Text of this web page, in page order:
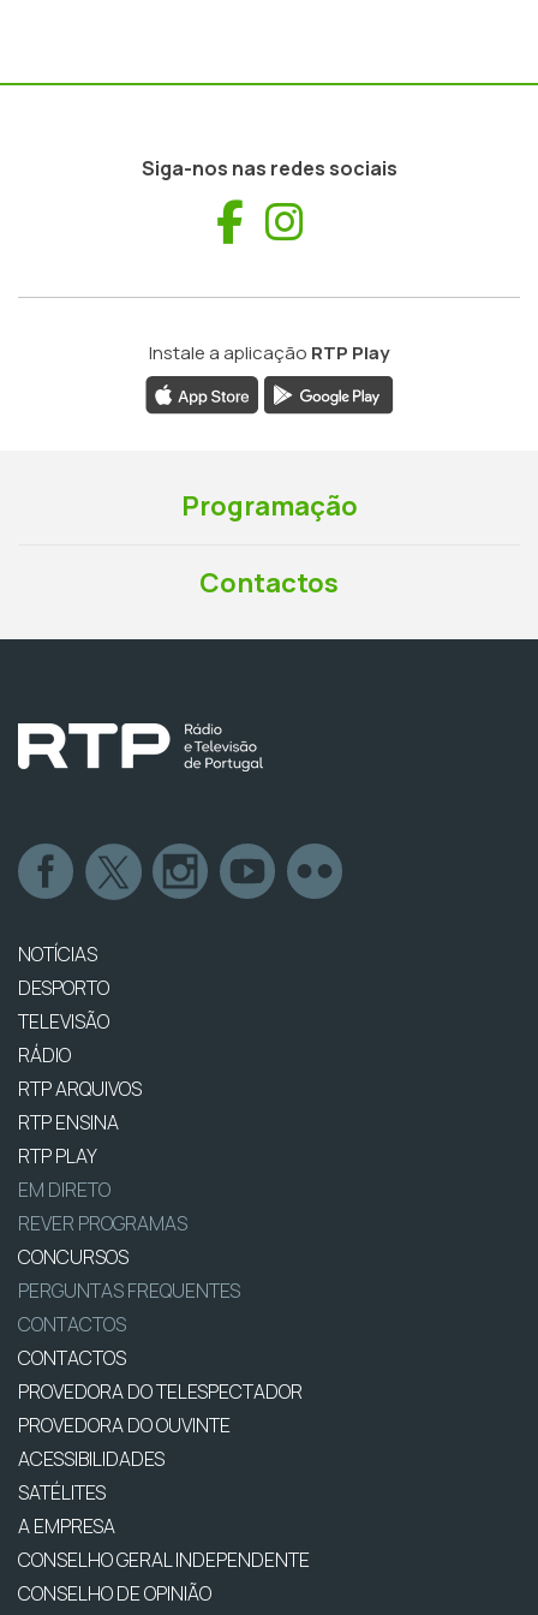
Siga-nos nas redes sociais
Facebook
Instale a aplicação RTP Play
Programação
Contactos
NOTÍCIAS
DESPORTO
TELEVISÃO
RÁDIO
RTP ARQUIVOS
RTP ENSINA
RTP PLAY
EM DIRETO
REVER PROGRAMAS
CONCURSOS
PERGUNTAS FREQUENTES
CONTACTOS
CONTACTOS
PROVEDORA DO TELESPECTADOR
PROVEDORA DO OUVINTE
ACESSIBILIDADES
SATÉLITES
A EMPRESA
CONSELHO GERAL INDEPENDENTE
CONSELHO DE OPINIÃO